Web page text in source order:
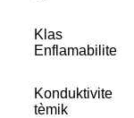
Klas
Enflamabilite
Konduktivite
tèmik